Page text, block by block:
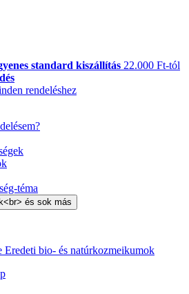
standard kiszállítás 22.000 Ft-tól
rendeléshez
téma
Eredeti bio- és natúrkozmeikumok